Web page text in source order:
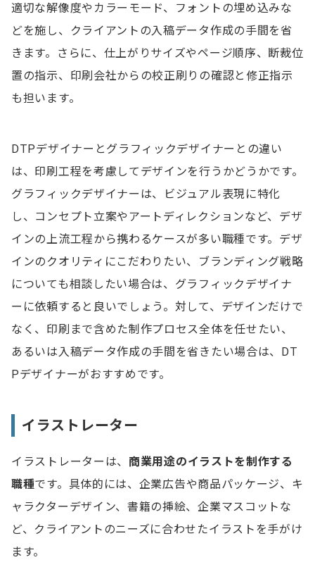
適切な解像度やカラーモード、フォントの埋め込みな
どを施し、クライアントの入稿データ作成の手間を省
きます。さらに、仕上がりサイズやページ順序、断裁位
置の指示、印刷会社からの校正刷りの確認と修正指示
も担います。
DTPデザイナーとグラフィックデザイナーとの違い
は、印刷工程を考慮してデザインを行うかどうかです。
グラフィックデザイナーは、ビジュアル表現に特化
し、コンセプト立案やアートディレクションなど、デザ
インの上流工程から携わるケースが多い職種です。デザ
インのクオリティにこだわりたい、ブランディング戦略
についても相談したい場合は、グラフィックデザイナ
ーに依頼すると良いでしょう。対して、デザインだけで
なく、印刷まで含めた制作プロセス全体を任せたい、
あるいは入稿データ作成の手間を省きたい場合は、DT
Pデザイナーがおすすめです。
イラストレーター
イラストレーターは、 商業用途のイラストを制作する
職種です。具体的には、企業広告や商品パッケージ、キ
ャラクターデザイン、書籍の挿絵、企業マスコットな
ど、クライアントのニーズに合わせたイラストを手がけ
ます。